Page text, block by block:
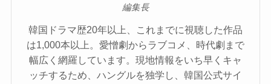
編集長
韓国ドラマ歴20年以上、これまでに視聴した作品
は1,000本以上。愛憎劇からラブコメ、時代劇まで
幅広く網羅しています。現地情報をいち早くキャ
ッチするため、ハングルを独学し、韓国公式サイ